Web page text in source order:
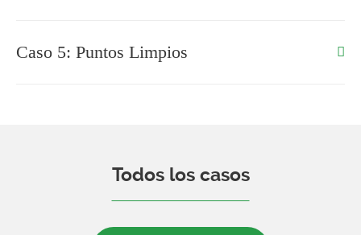
Caso 5: Puntos Limpios
Todos los casos